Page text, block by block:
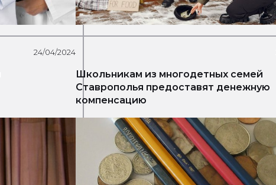
24/04/2024
Школьникам из многодетных семей
Ставрополья предоставят денежную
компенсацию